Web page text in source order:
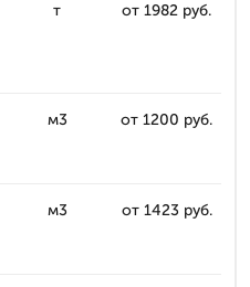
т от 1982 руб.
м3 от 1200 руб.
м3 от 1423 руб.